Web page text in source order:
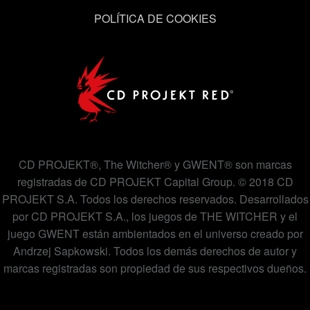
POLÍTICA DE COOKIES
CD PROJEKT®, The Witcher® y GWENT® son marcas
registradas de CD PROJEKT Capital Group. © 2018 CD
PROJEKT S.A. Todos los derechos reservados. Desarrollados
por CD PROJEKT S.A., los juegos de THE WITCHER y el
juego GWENT están ambientados en el universo creado por
Andrzej Sapkowski. Todos los demás derechos de autor y
marcas registradas son propiedad de sus respectivos dueños.